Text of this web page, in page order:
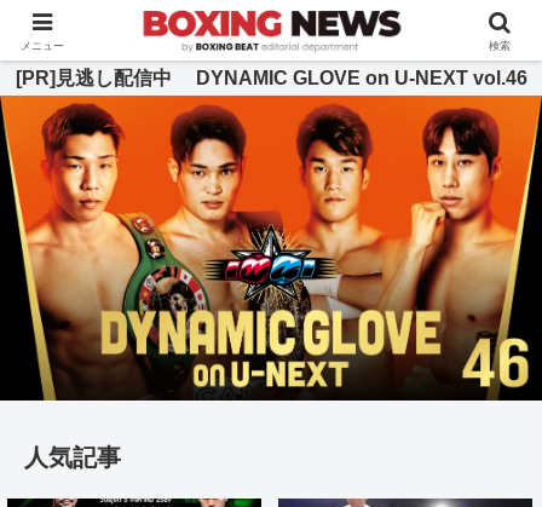
BOXING BEAT [ボクシング・ビート] 公式サイト
[PR]見逃し配信中 DYNAMIC GLOVE on U-NEXT vol.46
人気記事
メニュー 検索